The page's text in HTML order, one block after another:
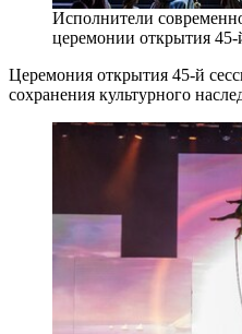
Исполнители
церемонии открытия
Церемония открытия 45-й
сохранения культурного